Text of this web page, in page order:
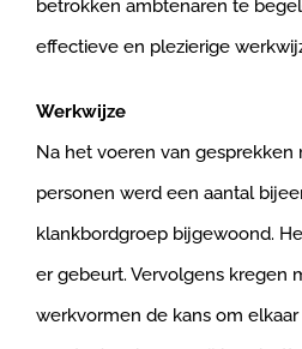
betrokken ambtenaren te
effectieve en plezierige
Werkwijze
Na het voeren van gesprekken
personen werd een aantal
klankbordgroep bijgewoond.
er gebeurt. Vervolgens kregen
werkvormen de kans om